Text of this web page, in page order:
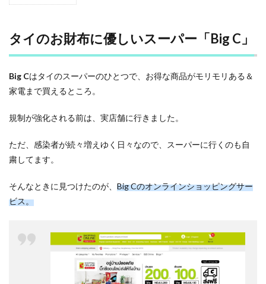
財布
に優
しい
パー
「Big
C」
2
ドの
玄関
まで
トで
届け
てく
3
タイのお財布に優しいスーパー「Big C」
Big Cはタイのスーパーのひとつで、お得な商品がモリモリある＆
家電まで買えるところ。
規制が強化される前は、実店舗に行きました。
ただ、感染者が続々増えゆく日々なので、スーパーに行くのも自
粛してます。
そんなときに見つけたのが、 Big Cのオンラインショッピングサー
ビス。